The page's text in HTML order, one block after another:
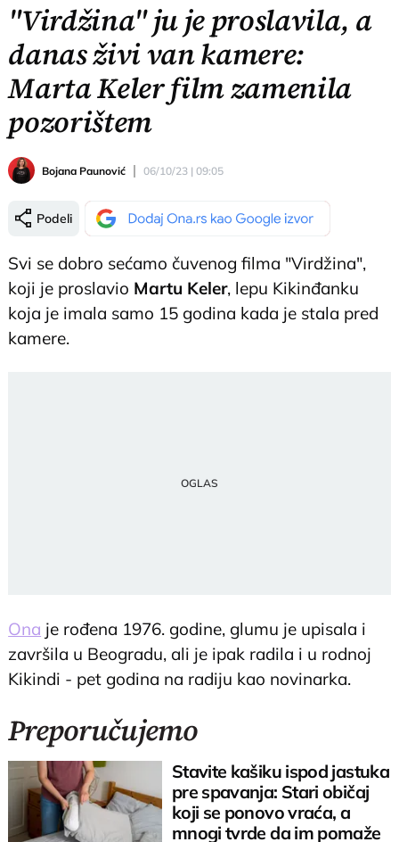
"Virdžina" ju je proslavila, a
danas živi van kamere:
Marta Keler film zamenila
pozorištem
Bojana Paunović 06/10/23 | 09:05
Podeli
Svi se dobro sećamo čuvenog filma "Virdžina",
koji je proslavio Martu Keler, lepu Kikinđanku
koja je imala samo 15 godina kada je stala pred
kamere.
Ona je rođena 1976. godine, glumu je upisala i
završila u Beogradu, ali je ipak radila i u rodnoj
Kikindi - pet godina na radiju kao novinarka.
Preporučujemo
Stavite kašiku ispod jastuka
pre spavanja: Stari običaj
koji se ponovo vraća, a
mnogi tvrde da im pomaže